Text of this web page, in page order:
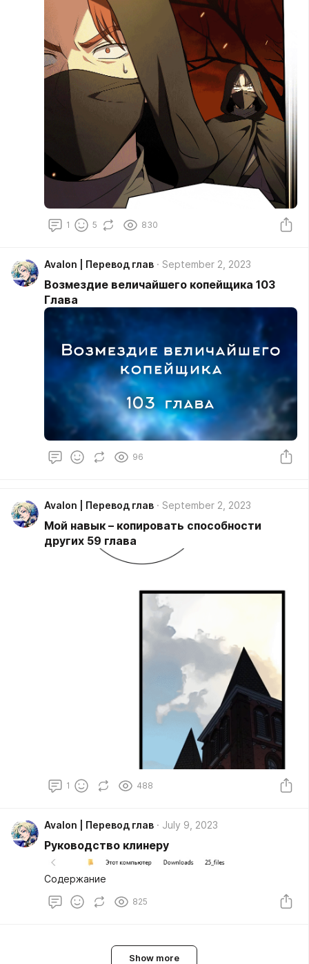
1 5 830
Avalon | Перевод глав September 2, 2023
Возмездие величайшего копейщика 103
Глава
96
Avalon | Перевод глав September 2, 2023
Мой навык – копировать способности
других 59 глава
1 488
Avalon | Перевод глав July 9, 2023
Руководство клинеру
Содержание
825
Show more